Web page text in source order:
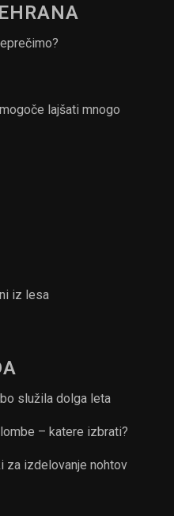
lajšati mnogo
iz lesa
služila dolga leta
– katere izbrati?
za izdelovanje nohtov